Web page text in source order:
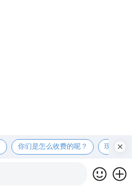
你们是怎么收费的呢？ 现在有